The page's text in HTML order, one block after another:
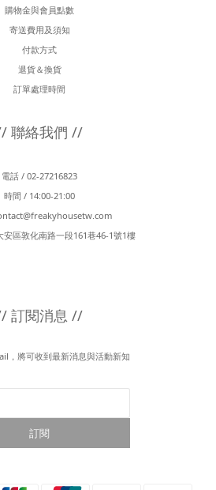
購物金與會員點數
寄送費用及須知
付款方式
退貨＆換貨
訂單處理時間
聯絡我們 //
電話 / 02-27216823
時間 / 14:00-21:00
安區敦化南路一段161巷46-1號1樓
訂閱消息 //
，將可收到最新消息與活動新知
訂閱